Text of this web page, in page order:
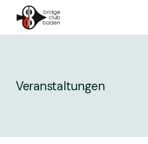
content
Veranstaltungen